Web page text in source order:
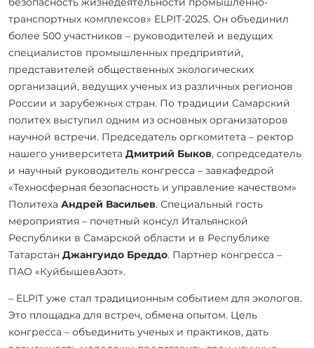
транспортных комплексов» ELPIT-2025. Он объединил
более 500 участников – руководителей и ведущих
специалистов промышленных предприятий,
представителей общественных экологических
организаций, ведущих ученых из различных регионов
России и зарубежных стран. По традиции Самарский
политех выступил одним из основных организаторов
научной встречи. Председатель оргкомитета – ректор
нашего университета Дмитрий Быков, сопредседатель
и научный руководитель конгресса – завкафедрой
«Техносферная безопасность и управление качеством»
Политеха Андрей Васильев. Специальный гость
мероприятия – почетный консул Итальянской
Республики в Самарской области и в Республике
Татарстан Джангуидо Бреддо. Партнер конгресса –
ПАО «КуйбышевАзот».
– ELPIT уже стал традиционным событием для экологов.
Это площадка для встреч, обмена опытом. Цель
конгресса – объединить ученых и практиков, дать